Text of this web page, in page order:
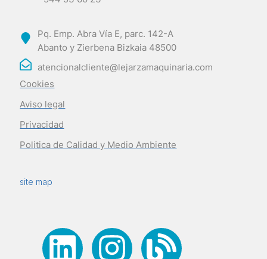
Pq. Emp. Abra Vía E, parc. 142-A
Abanto y Zierbena Bizkaia 48500
atencionalcliente@lejarzamaquinaria.com
Cookies
Aviso legal
Privacidad
Politica de Calidad y Medio Ambiente
site map